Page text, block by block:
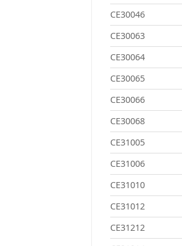
CE30046
CE30063
CE30064
CE30065
CE30066
CE30068
CE31005
CE31006
CE31010
CE31012
CE31212